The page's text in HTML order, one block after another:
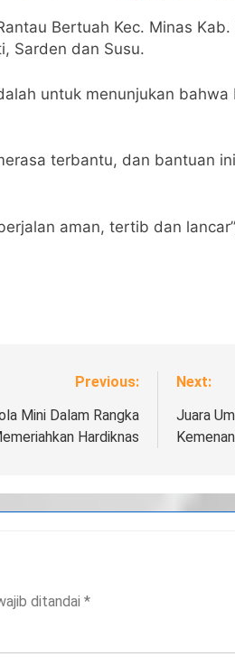
Bertuah Kec. Minas
Sarden dan Susu.
untuk menunjukan
terbantu, dan bantuan
aman, tertib dan
Previous:
Mini Dalam Rangka
Hardiknas
Next:
Juara
ditandai *